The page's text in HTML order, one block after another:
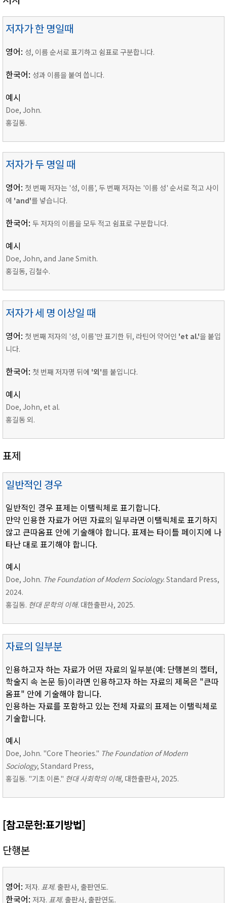
저자가 한 명일때
영어: 성, 이름 순서로 표기하고 쉼표로 구분합니다.
한국어: 성과 이름을 붙여 씁니다.
예시
Doe, John.
홍길동.
저자가 두 명일 때
영어: 첫 번째 저자는 '성, 이름', 두 번째 저자는 '이름 성' 순서로 적고 사이
에 'and'를 넣습니다.
한국어: 두 저자의 이름을 모두 적고 쉼표로 구분합니다.
예시
Doe, John, and Jane Smith.
홍길동, 김철수.
저자가 세 명 이상일 때
영어: 첫 번째 저자의 '성, 이름'만 표기한 뒤, 라틴어 약어인 'et al.'을 붙입
니다.
한국어: 첫 번째 저자명 뒤에 '외'를 붙입니다.
예시
Doe, John, et al.
홍길동 외.
표제
일반적인 경우
일반적인 경우 표제는 이탤릭체로 표기합니다.
만약 인용한 자료가 어떤 자료의 일부라면 이탤릭체로 표기하지
않고 큰따옴표 안에 기술해야 합니다. 표제는 타이틀 페이지에 나
타난 대로 표기해야 합니다.
예시
Doe, John. The Foundation of Modern Sociology. Standard Press,
2024.
홍길동. 현대 문학의 이해. 대한출판사, 2025.
자료의 일부분
인용하고자 하는 자료가 어떤 자료의 일부분(예: 단행본의 챕터,
학술지 속 논문 등)이라면 인용하고자 하는 자료의 제목은 "큰따
옴표" 안에 기술해야 합니다.
인용하는 자료를 포함하고 있는 전체 자료의 표제는 이탤릭체로
기술합니다.
예시
Doe, John. "Core Theories." The Foundation of Modern
Sociology, Standard Press,
홍길동. "기초 이론." 현대 사회학의 이해, 대한출판사, 2025.
[참고문헌:표기방법]
단행본
영어: 저자. 표제. 출판사, 출판연도.
한국어: 저자. 표제. 출판사, 출판연도.